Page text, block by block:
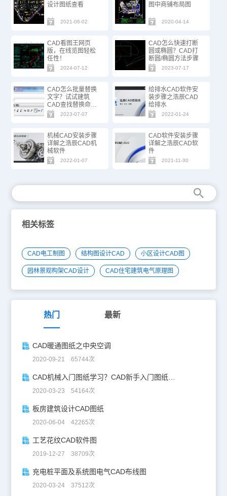
设计图纸查看
2021-06-02
图中商铺布局图
2020-04-14
CAD看图王网页
版，在线览图轻松
任性！
2024-07-12
CAD怎么快速打断
圆或椭圆？CAD打
断圆/椭圆方法步骤
2023-07-17
CAD怎么批量替换
文字？试试建筑
CAD查找替换命
令！
2023-07-07
给排水CAD软件安
装步骤之浩辰CAD
给排水
2022-01-24
机械CAD安装步骤
详解之浩辰CAD机
械软件
2022-01-07
CAD软件安装步骤
详解之浩辰CAD软
件
2021-11-30
相关标签
CAD电工制图 结构图设计CAD 小区设计CAD图
园林景观构架CAD设计 CAD住宅建筑电气原理图
热门 最新
CAD暖通图纸之中央空调
2020-09-21 65744次
CAD机械入门图纸学习？CAD新手入门图纸练习
2020-03-23 54164次
板房建筑设计CAD图纸
2020-06-04 42265次
工艺花纹CAD软件图
2019-12-27 38709次
充电桩平面及系统图电气CAD布线图
2020-03-24 37512次